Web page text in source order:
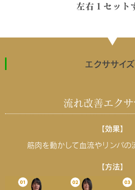
左右１セット
エクササイズ
流れ改善エクサ
【効果】
筋肉を動かして血流やリンパの
【方法】